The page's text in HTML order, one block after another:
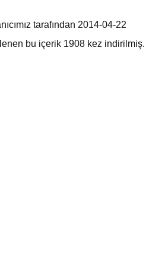
tarafından 2014-04-22
bu içerik 1908 kez indirilmiş.